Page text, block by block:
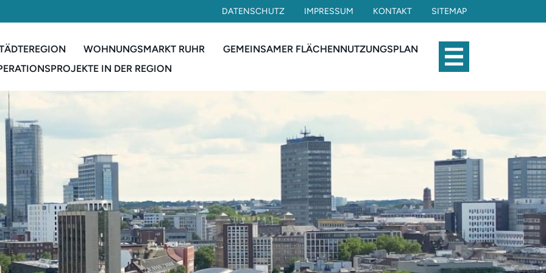
DATENSCHUTZ IMPRESSUM KONTAKT SITEMAP
WOHNUNGSMARKT RUHR
GEMEINSAMER FLÄCHENNUTZUNGSPLAN
IN DER REGION